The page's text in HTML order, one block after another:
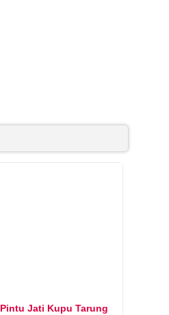
Pintu Jati Kupu Tarung